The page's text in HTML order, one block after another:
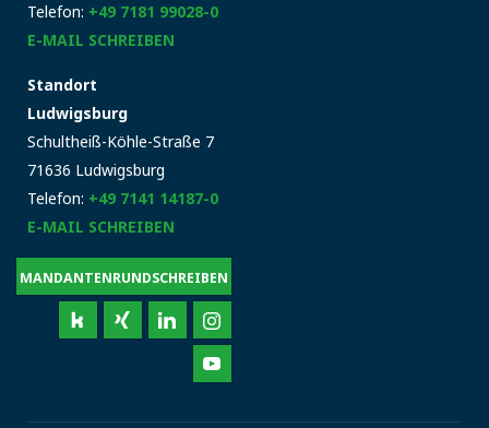
Telefon: +49 7181 99028-0
E-MAIL SCHREIBEN
Standort
Ludwigsburg
Schultheiß-Köhle-Straße 7
71636 Ludwigsburg
Telefon: +49 7141 14187-0
E-MAIL SCHREIBEN
MANDANTENRUNDSCHREIBEN